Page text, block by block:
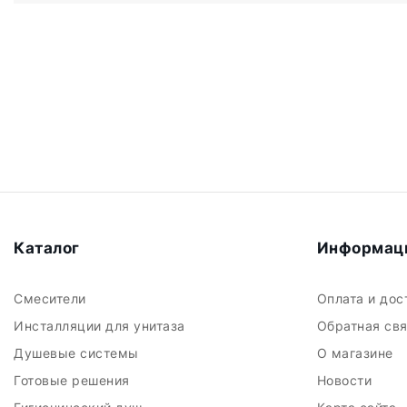
Каталог
Смесители
Инсталляции для унитаза
Душевые системы
Готовые решения
Оплата и
Обратная
О магазине
Новости